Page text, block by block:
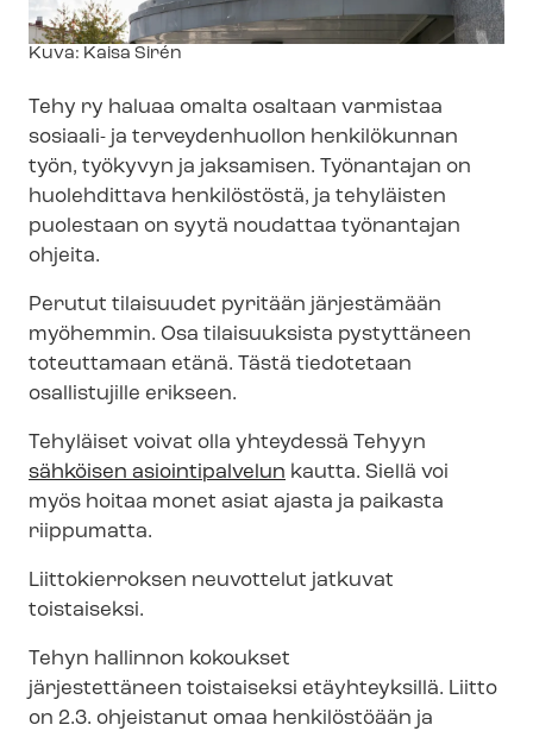
Kuvateksti
Kuva: Kaisa Sirén
Tehy ry haluaa omalta osaltaan varmistaa
sosiaali- ja terveydenhuollon henkilökunnan
työn, työkyvyn ja jaksamisen. Työnantajan on
huolehdittava henkilöstöstä, ja tehyläisten
puolestaan on syytä noudattaa työnantajan
ohjeita.
Perutut tilaisuudet pyritään järjestämään
myöhemmin. Osa tilaisuuksista pystyttäneen
toteuttamaan etänä. Tästä tiedotetaan
osallistujille erikseen.
Tehyläiset voivat olla yhteydessä Tehyyn
sähköisen asiointipalvelun kautta. Siellä voi
myös hoitaa monet asiat ajasta ja paikasta
riippumatta.
Liittokierroksen neuvottelut jatkuvat
toistaiseksi.
Tehyn hallinnon kokoukset
järjestettäneen toistaiseksi etäyhteyksillä. Liitto
on 2.3. ohjeistanut omaa henkilöstöään ja